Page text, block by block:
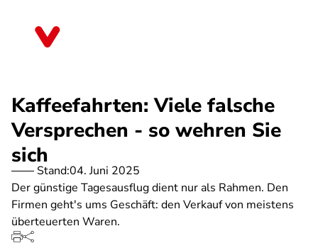
Kaffeefahrten: Viele falsche
Versprechen - so wehren Sie
sich
Stand:04. Juni 2025
Der günstige Tagesausflug dient nur als Rahmen. Den
Firmen geht's ums Geschäft: den Verkauf von meistens
überteuerten Waren.